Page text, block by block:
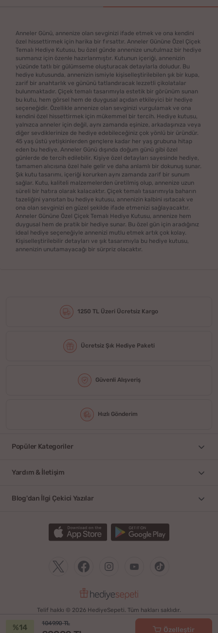
%14 1049.90 TL
Özelleştir
Anneler Günü, annenize olan sevginizi ifade etmek ve ona kendini
özel hissettirmek için harika bir fırsattır. Anneler Gününe Özel Çiçek
Temalı Hediye Kutusu, bu özel günde annenize unutulmaz bir hediye
sunmanız için özenle hazırlanmıştır. Kutunun içeriği, annenizin
yüzünde tatlı bir gülümseme oluşturacak detaylarla doludur. Bu
hediye kutusunda, annenizin ismiyle kişiselleştirilebilen şık bir kupa,
zarif bir anahtarlık ve gününü tatlandıracak lezzetli çikolatalar
bulunmaktadır. Çiçek temalı tasarımıyla estetik bir görünüm sunan
bu kutu, hem görsel hem de duygusal açıdan etkileyici bir hediye
seçeneğidir. Özellikle annenize olan sevginizi vurgulamak ve ona
kendini özel hissettirmek için mükemmel bir tercih. Hediye kutusu,
yalnızca anneler için değil, aynı zamanda eşinize, arkadaşınıza veya
diğer sevdiklerinize de hediye edebileceğiniz çok yönlü bir üründür.
45 yaş üstü yetişkinlerden gençlere kadar her yaş grubuna hitap
eden bu hediye, Anneler Günü dışında doğum günü gibi özel
günlerde de tercih edilebilir. Kişiye özel detayları sayesinde hediye,
tamamen alıcısına özel hale gelir ve daha anlamlı bir dokunuş sunar.
Şık kutu tasarımı, içeriği korurken aynı zamanda zarif bir sunum
sağlar. Kutu, kaliteli malzemelerden üretilmiş olup, annenize uzun
süreli bir hatıra olarak kalacaktır. Çiçek temalı tasarımıyla baharın
tazeliğini yansıtan bu hediye kutusu, annenizin kalbini ısıtacak ve
ona olan sevginizi en güzel şekilde ifade etmenizi sağlayacaktır.
Anneler Gününe Özel Çiçek Temalı Hediye Kutusu, annenize hem
duygusal hem de pratik bir hediye sunar. Bu özel gün için aradığınız
ideal hediye seçeneğiyle annenizi mutlu etmek artık çok kolay.
Kişiselleştirilebilir detayları ve şık tasarımıyla bu hediye kutusu,
annenizin unutamayacağı bir sürpriz olacaktır.
1250 TL Üzeri Ücretsiz Kargo
Ücretsiz Şık Hediye Paketi
Güvenli Alışveriş
Hızlı Gönderim
Popüler Kategoriler
Yardım & İletişim
Blog'dan İlgi Çekici Yazılar
Telif hakkı © 2026 HediyeSepeti. Tüm hakları saklıdır.